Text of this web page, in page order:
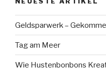
Geldsparwerk –
Tag am Meer
Wie Hustenbonbons